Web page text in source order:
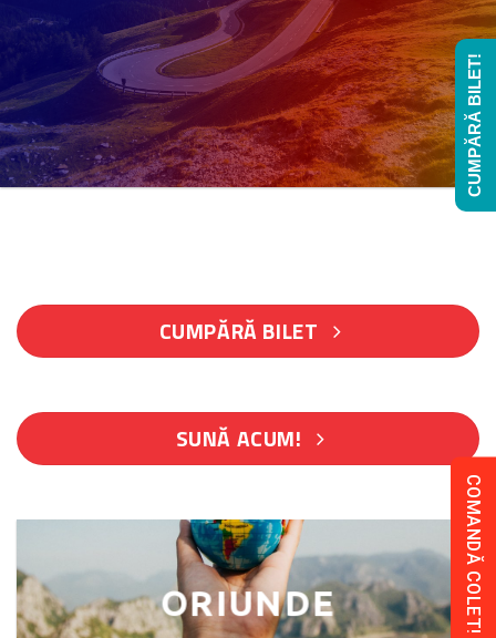
CUMPĂRĂ BILET
SUNĂ ACUM!
ORIUNDE COMANDĂ COLET!
CUMPĂRĂ BILET!